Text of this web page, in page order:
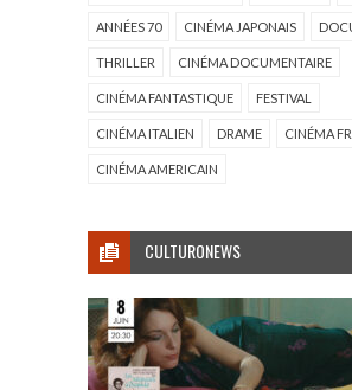
ANNÉES 70 CINÉMA JAPONAIS
THRILLER CINÉMA DOCUMENTAIRE
CINÉMA FANTASTIQUE FESTIVAL
CINÉMA ITALIEN DRAME CINÉMA
CINÉMA AMERICAIN
CULTURONEWS